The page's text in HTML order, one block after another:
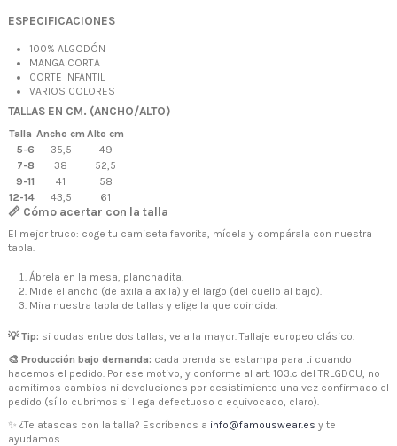
ESPECIFICACIONES
100% ALGODÓN
MANGA CORTA
CORTE INFANTIL
VARIOS COLORES
TALLAS EN CM. (ANCHO/ALTO)
Talla Ancho cm Alto cm
5-6
35,5
49
7-8
38
52,5
9-11
41
58
12-14
43,5 61
📏 Cómo acertar con la talla
El mejor truco: coge tu camiseta favorita, mídela y compárala con nuestra
tabla.
Ábrela en la mesa, planchadita.
Mide el ancho (de axila a axila) y el largo (del cuello al bajo).
Mira nuestra tabla de tallas y elige la que coincida.
💡 Tip: si dudas entre dos tallas, ve a la mayor. Tallaje europeo clásico.
🎨 Producción bajo demanda: cada prenda se estampa para ti cuando
hacemos el pedido. Por ese motivo, y conforme al art. 103.c del TRLGDCU, no
admitimos cambios ni devoluciones por desistimiento una vez confirmado el
pedido (sí lo cubrimos si llega defectuoso o equivocado, claro).
✨ ¿Te atascas con la talla? Escríbenos a info@famouswear.es y te
ayudamos.